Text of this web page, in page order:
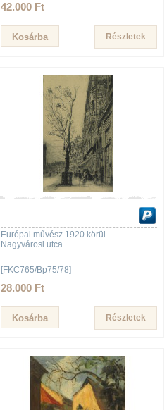
42.000 Ft
Részletek
Európai művész 1920 körül
Nagyvárosi utca
[FKC765/Bp75/78]
28.000 Ft
Részletek